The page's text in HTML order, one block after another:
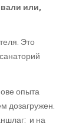
или,
Это
опыта
дозагружен.
и на